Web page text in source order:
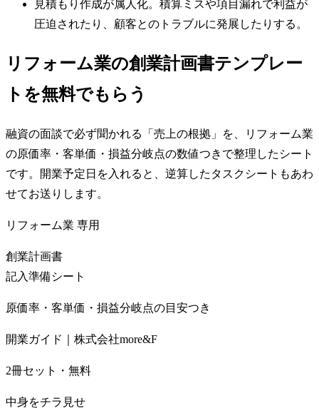
見積もり作成が属人化。積算ミスや項目漏れで利益が
圧迫されたり、顧客とのトラブルに発展したりする。
リフォーム業の創業計画書テンプレー
トを無料でもらう
融資の面談で必ず聞かれる「売上の根拠」を、リフォーム業
の原価率・客単価・損益分岐点の数値つきで整理したシート
です。開業予定日を入れると、逆算したタスクシートもあわ
せてお送りします。
リフォーム業 専用
創業計画書
記入準備シート
原価率・客単価・損益分岐点の目安つき
開業ガイド｜株式会社more&F
2冊セット・無料
中身をチラ見せ